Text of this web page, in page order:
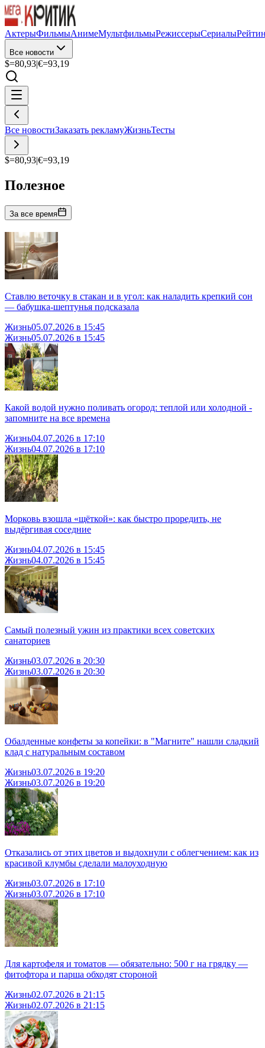
АктерыФильмыАнимеМультфильмыРежиссерыСериалы
Все новости
$=80,93|€=93,19
Все новостиЗаказать рекламуЖизньТесты
$=80,93|€=93,19
Полезное
За все время
Ставлю веточку в стакан и в угол: как наладить крепкий сон
— бабушка-шептунья подсказала
Жизнь05.07.2026 в 15:45
Жизнь05.07.2026 в 15:45
Какой водой нужно поливать огород: теплой или холодной -
запомните на все времена
Жизнь04.07.2026 в 17:10
Жизнь04.07.2026 в 17:10
Морковь взошла «щёткой»: как быстро проредить, не
выдёргивая соседние
Жизнь04.07.2026 в 15:45
Жизнь04.07.2026 в 15:45
Самый полезный ужин из практики всех советских
санаториев
Жизнь03.07.2026 в 20:30
Жизнь03.07.2026 в 20:30
Обалденные конфеты за копейки: в "Магните" нашли сладкий
клад с натуральным составом
Жизнь03.07.2026 в 19:20
Жизнь03.07.2026 в 19:20
Отказались от этих цветов и выдохнули с облегчением: как из
красивой клумбы сделали малоуходную
Жизнь03.07.2026 в 17:10
Жизнь03.07.2026 в 17:10
Для картофеля и томатов — обязательно: 500 г на грядку —
фитофтора и парша обходят стороной
Жизнь02.07.2026 в 21:15
Жизнь02.07.2026 в 21:15